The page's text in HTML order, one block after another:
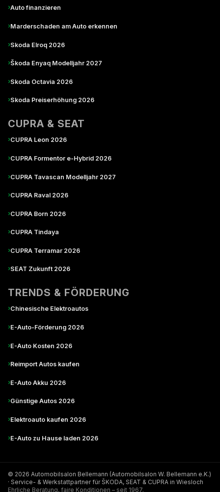
›Auto finanzieren
›Marderschaden am Auto erkennen
›Skoda Elroq 2026
›Škoda Enyaq Modelljahr 2027
›Skoda Octavia 2026
›Skoda Preiserhöhung 2026
CUPRA & SEAT
›CUPRA Leon 2026
›CUPRA Formentor e-Hybrid 2026
›CUPRA Tavascan Modelljahr 2027
›CUPRA Raval 2026
›CUPRA Born 2026
›CUPRA Tindaya
›CUPRA Terramar 2026
›SEAT Zukunft 2026
TRENDS & FÖRDERUNG
›Chinesische Elektroautos
›E-Auto-Förderung 2026
›E-Auto Kosten 2026
›Reimport Autos kaufen
›E-Auto Akku 2026
›Günstige Autos 2026
›Elektroauto kaufen 2026
›E-Auto zu Hause laden 2026
© 2026 Automobilsalon Bellemann (Automobilsalon W. Bellemann e.K.)
· Service- & Werkstattpartner für ŠKODA, SEAT & CUPRA in Wiesloch
Ehrliche Beratung, faire Konditionen – seit 1967.